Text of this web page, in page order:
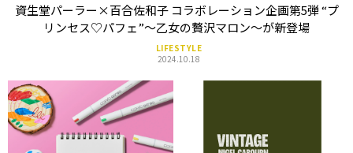
資生堂パーラー×百合佐和子 コラボレーション企画第5弾 “プ
リンセス♡パフェ”〜乙女の贅沢マロン〜が新登場
LIFESTYLE
2024.10.18